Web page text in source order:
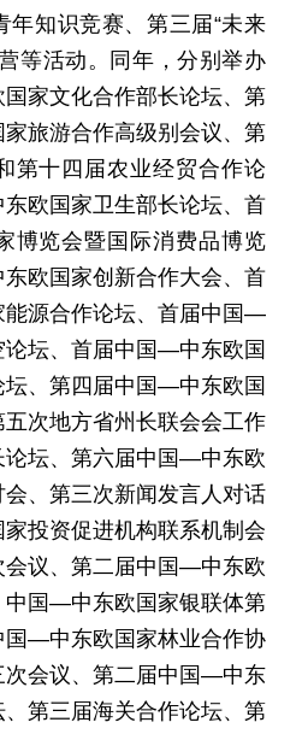
知识竞赛、第三届“未来
等活动。同年，分别举办
家文化合作部长论坛、第
旅游合作高级别会议、第
第十四届农业经贸合作论
欧国家卫生部长论坛、首
博览会暨国际消费品博览
欧国家创新合作大会、首
源合作论坛、首届中国—
论坛、首届中国—中东欧国
坛、第四届中国—中东欧国
次地方省州长联会会工作
论坛、第六届中国—中东欧
、第三次新闻发言人对话
投资促进机构联系机制会
会议、第二届中国—中东欧
中国—中东欧国家银联体第
国—中东欧国家林业合作协
次会议、第二届中国—中东
第三届海关合作论坛、第